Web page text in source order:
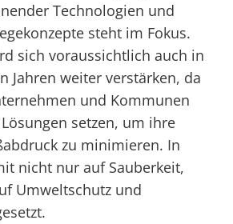
Technologien und
steht im Fokus.
sich voraussichtlich auch in
Jahren weiter verstärken, da
und Kommunen
setzen, um ihre
zu minimieren. In
nicht nur auf Sauberkeit,
Umweltschutz und